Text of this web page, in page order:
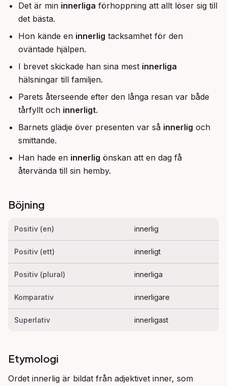
Det är min innerliga förhoppning att allt löser sig till
det bästa.
Hon kände en innerlig tacksamhet för den
oväntade hjälpen.
I brevet skickade han sina mest innerliga
hälsningar till familjen.
Parets återseende efter den långa resan var både
tårfyllt och innerligt.
Barnets glädje över presenten var så innerlig och
smittande.
Han hade en innerlig önskan att en dag få
återvända till sin hemby.
Böjning
Positiv (en) innerlig
Positiv (ett) innerligt
Positiv (plural) innerliga
Komparativ innerligare
Superlativ innerligast
Etymologi
Ordet innerlig är bildat från adjektivet inner, som